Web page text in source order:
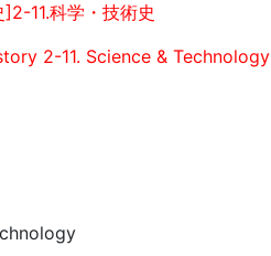
11.科学・技術史
2-11. Science & Technology